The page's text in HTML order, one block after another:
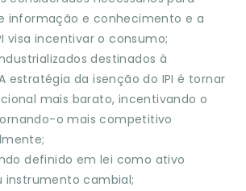
informação e conhecimento e a
visa incentivar o consumo;
destinados à
estratégia da isenção do IPI é tornar
mais barato, incentivando o
o mais competitivo
definido em lei como ativo
instrumento cambial;